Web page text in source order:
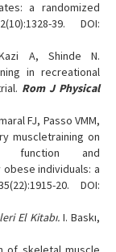
a randomized
39. DOI:
A, Shinde N.
in recreational
Rom J Physical
FJ, Passo VMM,
muscletraining on
function and
individuals: a
20. DOI:
El Kitabı. I. Baskı,